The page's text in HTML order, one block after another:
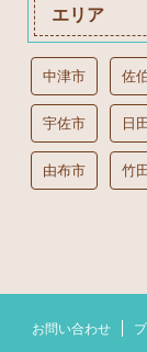
エリア
中津市 佐
宇佐市 日
由布市 竹
お問い合わせ